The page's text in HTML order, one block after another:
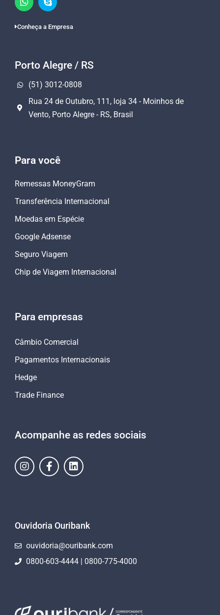
Conheça a Empresa
Porto Alegre / RS
(51) 3012-0808
Rua 24 de Outubro, 111, loja 34 - Moinhos de
Vento, Porto Alegre - RS, Brasil
Para você
Remessas MoneyGram
Transferência Internacional
Moedas em Espécie
Google Adsense
Seguro Viagem
Chip de Viagem Internacional
Para empresas
Câmbio Comercial
Pagamentos Internacionais
Hedge
Trade Finance
Acompanhe as redes sociais
Ouvidoria Ouribank
ouvidoria@ouribank.com
0800-603-4444 | 0800-775-4000